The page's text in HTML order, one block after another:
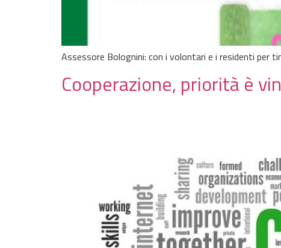
Assessore Bolognini: con i volontari e i residenti per
Cooperazione, priorità è